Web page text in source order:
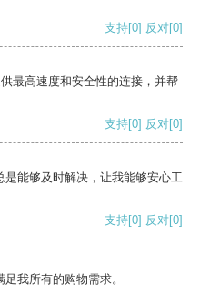
支持[0] 反对[0]
最高速度和安全性的连接，并帮
支持[0] 反对[0]
能够及时解决，让我能够安心工
支持[0] 反对[0]
我所有的购物需求。